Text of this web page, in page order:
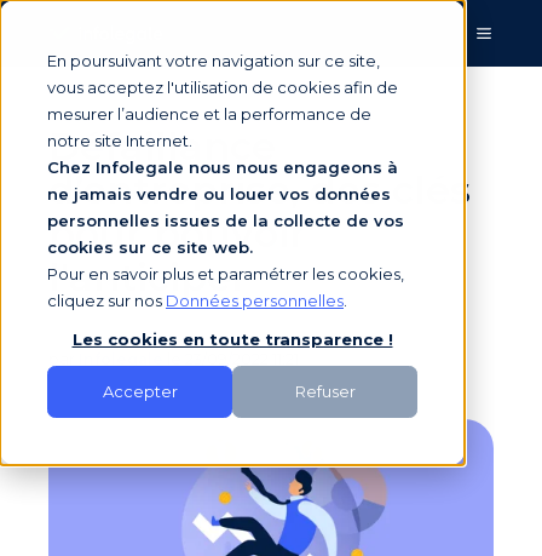
En poursuivant votre navigation sur ce site,
vous acceptez l'utilisation de cookies afin de
mesurer l’audience et la performance de
notre site Internet.
Chez Infolegale nous nous engageons à
ne jamais vendre ou louer vos données
personnelles issues de la collecte de vos
cookies sur ce site web.
Pour en savoir plus et paramétrer les cookies,
cliquez sur nos Données personnelles
Les cookies en toute transparence !
Accepter Refuser
Défaillance
d’entreprise, des clés
pour pouvoir
l'anticiper